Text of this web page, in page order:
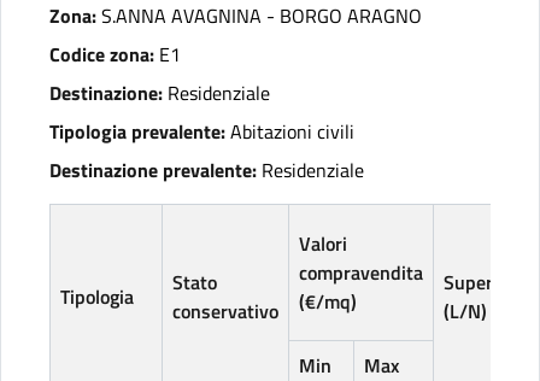
Zona:S.ANNA AVAGNINA - BORGO ARAGNO
Codice zona: E1
Destinazione: Residenziale
Tipologia prevalente:Abitazioni civili
Destinazione prevalente: Residenziale
Tipologia
Stato
conservativo
Valori
compravendita
(€/mq)
Superficie
(L/N)
Min
Max